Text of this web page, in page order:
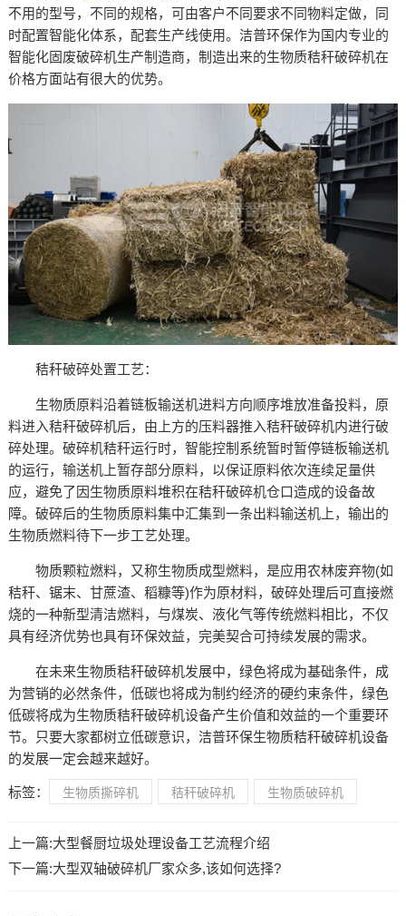
不用的型号，不同的规格，可由客户不同要求不同物料定做，同
时配置智能化体系，配套生产线使用。洁普环保作为国内专业的
智能化固废破碎机生产制造商，制造出来的生物质秸秆破碎机在
价格方面站有很大的优势。
秸秆破碎处置工艺：
生物质原料沿着链板输送机进料方向顺序堆放准备投料，原
料进入秸秆破碎机后，由上方的压料器推入秸秆破碎机内进行破
碎处理。破碎机秸秆运行时，智能控制系统暂时暂停链板输送机
的运行，输送机上暂存部分原料，以保证原料依次连续足量供
应，避免了因生物质原料堆积在秸秆破碎机仓口造成的设备故
障。破碎后的生物质原料集中汇集到一条出料输送机上，输出的
生物质燃料待下一步工艺处理。
物质颗粒燃料，又称生物质成型燃料，是应用农林废弃物(如
秸秆、锯末、甘蔗渣、稻糠等)作为原材料，破碎处理后可直接燃
烧的一种新型清洁燃料，与煤炭、液化气等传统燃料相比，不仅
具有经济优势也具有环保效益，完美契合可持续发展的需求。
在未来生物质秸秆破碎机发展中，绿色将成为基础条件，成
为营销的必然条件，低碳也将成为制约经济的硬约束条件，绿色
低碳将成为生物质秸秆破碎机设备产生价值和效益的一个重要环
节。只要大家都树立低碳意识，洁普环保生物质秸秆破碎机设备
的发展一定会越来越好。
标签： 生物质撕碎机 秸秆破碎机 生物质破碎机
上一篇:大型餐厨垃圾处理设备工艺流程介绍
下一篇:大型双轴破碎机厂家众多,该如何选择?